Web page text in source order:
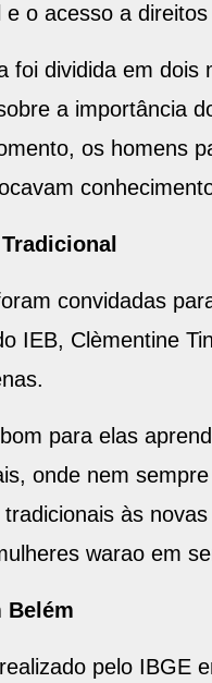
o acesso a
foi dividida em
a importância
os homens
convidadas
IEB, Clèmentine
para elas
onde nem
às
warao em
Belém
pelo IBGE